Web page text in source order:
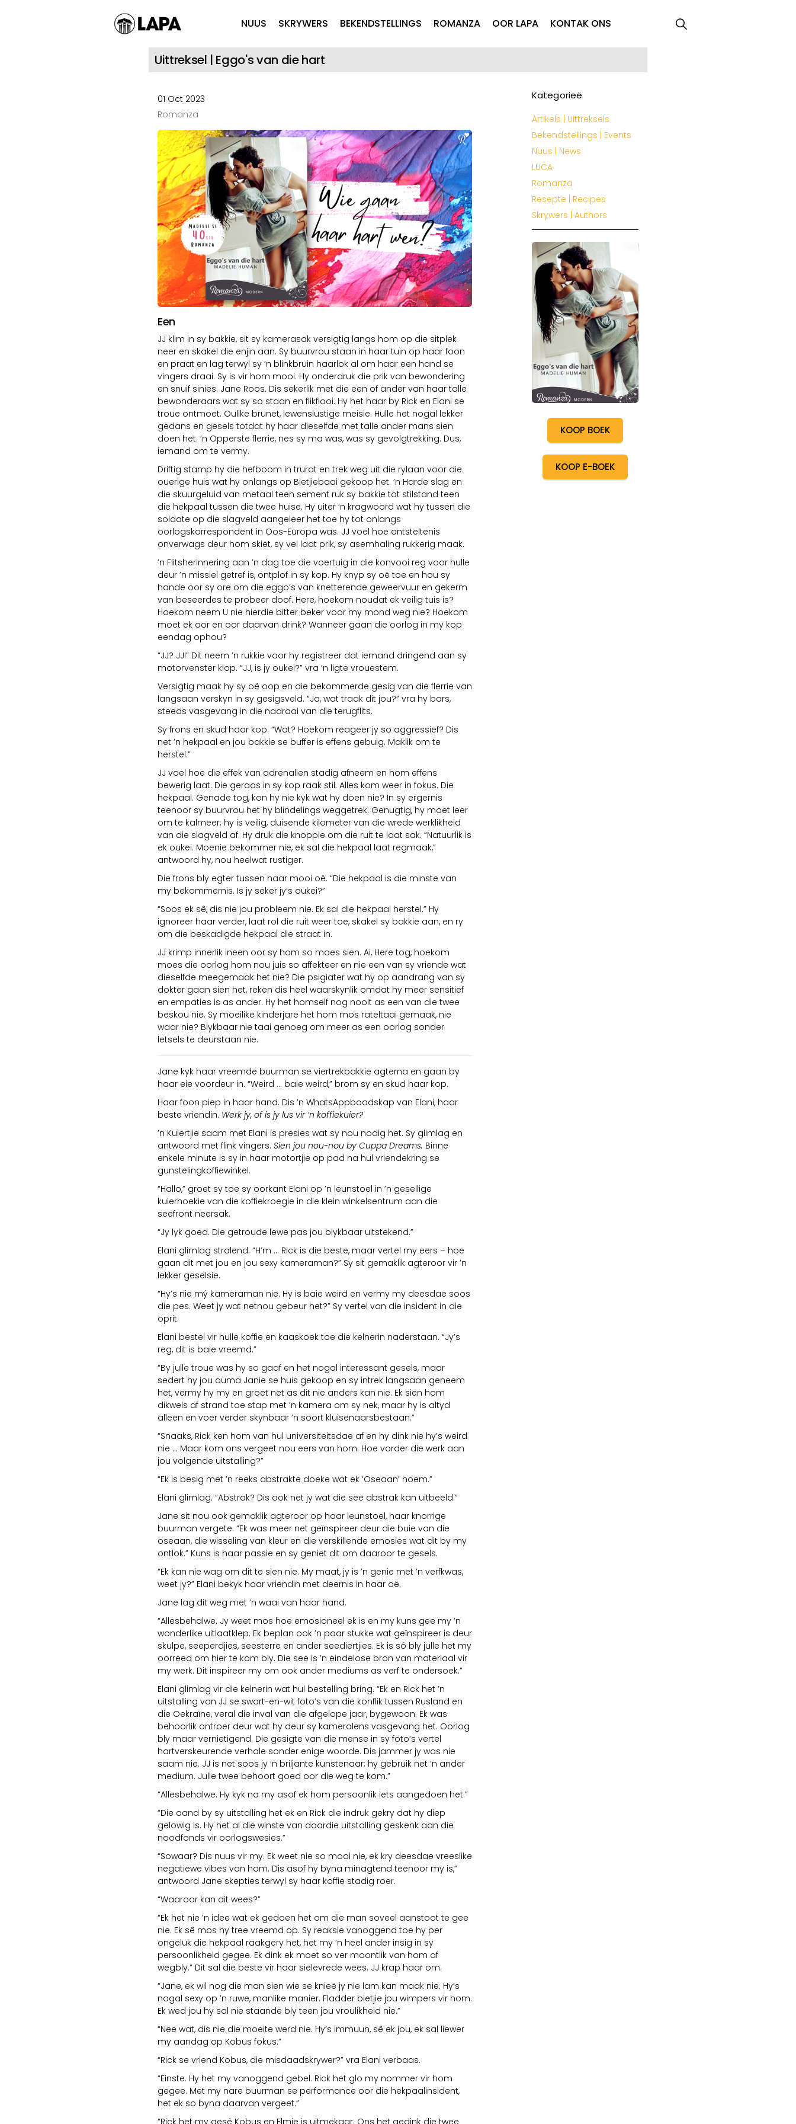
NUUS SKRYWERS BEKENDSTELLINGS ROMANZA OOR LAPA KONTAK ONS
Uittreksel | Eggo's van die hart
01 Oct 2023
Romanza
Een
JJ klim in sy bakkie, sit sy kamerasak versigtig langs hom op die sitplek
neer en skakel die enjin aan. Sy buurvrou staan in haar tuin op haar foon
en praat en lag terwyl sy ’n blinkbruin haarlok al om haar een hand se
vingers draai. Sy is vir hom mooi. Hy onderdruk die prik van bewondering
en snuif sinies. Jane Roos. Dis sekerlik met die een of ander van haar talle
bewonderaars wat sy so staan en flikflooi. Hy het haar by Rick en Elani se
troue ontmoet. Oulike brunet, lewenslustige meisie. Hulle het nogal lekker
gedans en gesels totdat hy haar dieselfde met talle ander mans sien
doen het. ’n Opperste flerrie, nes sy ma was, was sy gevolgtrekking. Dus,
iemand om te vermy.
Driftig stamp hy die hefboom in trurat en trek weg uit die rylaan voor die
ouerige huis wat hy onlangs op Bietjiebaai gekoop het. ’n Harde slag en
die skuurgeluid van metaal teen sement ruk sy bakkie tot stilstand teen
die hekpaal tussen die twee huise. Hy uiter ’n kragwoord wat hy tussen die
soldate op die slagveld aangeleer het toe hy tot onlangs
oorlogskorrespondent in Oos-Europa was. JJ voel hoe ontsteltenis
onverwags deur hom skiet, sy vel laat prik, sy asemhaling rukkerig maak.
’n Flitsherinnering aan ’n dag toe die voertuig in die konvooi reg voor hulle
deur ’n missiel getref is, ontplof in sy kop. Hy knyp sy oë toe en hou sy
hande oor sy ore om die eggo’s van knetterende geweervuur en gekerm
van beseerdes te probeer doof. Here, hoekom noudat ek veilig tuis is?
Hoekom neem U nie hierdie bitter beker voor my mond weg nie? Hoekom
moet ek oor en oor daarvan drink? Wanneer gaan die oorlog in my kop
eendag ophou?
“JJ? JJ!” Dit neem ’n rukkie voor hy registreer dat iemand dringend aan sy
motorvenster klop. “JJ, is jy oukei?” vra ’n ligte vrouestem.
Versigtig maak hy sy oë oop en die bekommerde gesig van die flerrie van
langsaan verskyn in sy gesigsveld. “Ja, wat traak dit jou?” vra hy bars,
steeds vasgevang in die nadraai van die terugflits.
Sy frons en skud haar kop. “Wat? Hoekom reageer jy so aggressief? Dis
net ’n hekpaal en jou bakkie se buffer is effens gebuig. Maklik om te
herstel.”
JJ voel hoe die effek van adrenalien stadig afneem en hom effens
bewerig laat. Die geraas in sy kop raak stil. Alles kom weer in fokus. Die
hekpaal. Genade tog, kon hy nie kyk wat hy doen nie? In sy ergernis
teenoor sy buurvrou het hy blindelings weggetrek. Genugtig, hy moet leer
om te kalmeer; hy is veilig, duisende kilometer van die wrede werklikheid
van die slagveld af. Hy druk die knoppie om die ruit te laat sak. “Natuurlik is
ek oukei. Moenie bekommer nie, ek sal die hekpaal laat regmaak,”
antwoord hy, nou heelwat rustiger.
Die frons bly egter tussen haar mooi oë. “Die hekpaal is die minste van
my bekommernis. Is jy seker jy’s oukei?”
“Soos ek sê, dis nie jou probleem nie. Ek sal die hekpaal herstel.” Hy
ignoreer haar verder, laat rol die ruit weer toe, skakel sy bakkie aan, en ry
om die beskadigde hekpaal die straat in.
JJ krimp innerlik ineen oor sy hom so moes sien. Ai, Here tog, hoekom
moes die oorlog hom nou juis so affekteer en nie een van sy vriende wat
dieselfde meegemaak het nie? Die psigiater wat hy op aandrang van sy
dokter gaan sien het, reken dis heel waarskynlik omdat hy meer sensitief
en empaties is as ander. Hy het homself nog nooit as een van die twee
beskou nie. Sy moeilike kinderjare het hom mos rateltaai gemaak, nie
waar nie? Blykbaar nie taai genoeg om meer as een oorlog sonder
letsels te deurstaan nie.
Jane kyk haar vreemde buurman se viertrekbakkie agterna en gaan by
haar eie voordeur in. “Weird ... baie weird,” brom sy en skud haar kop.
Haar foon piep in haar hand. Dis ’n WhatsAppboodskap van Elani, haar
beste vriendin. Werk jy, of is jy lus vir ’n koffiekuier?
’n Kuiertjie saam met Elani is presies wat sy nou nodig het. Sy glimlag en
antwoord met flink vingers. Sien jou nou-nou by Cuppa Dreams. Binne
enkele minute is sy in haar motortjie op pad na hul vriendekring se
gunstelingkoffiewinkel.
“Hallo,” groet sy toe sy oorkant Elani op ’n leunstoel in ’n gesellige
kuierhoekie van die koffiekroegie in die klein winkelsentrum aan die
seefront neersak.
“Jy lyk goed. Die getroude lewe pas jou blykbaar uitstekend.”
Elani glimlag stralend. “H’m ... Rick is die beste, maar vertel my eers – hoe
gaan dit met jou en jou sexy kameraman?” Sy sit gemaklik agteroor vir ’n
lekker geselsie.
“Hy’s nie mý kameraman nie. Hy is baie weird en vermy my deesdae soos
die pes. Weet jy wat netnou gebeur het?” Sy vertel van die insident in die
oprit.
Elani bestel vir hulle koffie en kaaskoek toe die kelnerin naderstaan. “Jy’s
reg, dit is baie vreemd.”
“By julle troue was hy so gaaf en het nogal interessant gesels, maar
sedert hy jou ouma Janie se huis gekoop en sy intrek langsaan geneem
het, vermy hy my en groet net as dit nie anders kan nie. Ek sien hom
dikwels af strand toe stap met ’n kamera om sy nek, maar hy is altyd
alleen en voer verder skynbaar ’n soort kluisenaarsbestaan.”
“Snaaks, Rick ken hom van hul universiteitsdae af en hy dink nie hy’s weird
nie ... Maar kom ons vergeet nou eers van hom. Hoe vorder die werk aan
jou volgende uitstalling?”
“Ek is besig met ’n reeks abstrakte doeke wat ek ‘Oseaan’ noem.”
Elani glimlag. “Abstrak? Dis ook net jy wat die see abstrak kan uitbeeld.”
Jane sit nou ook gemaklik agteroor op haar leunstoel, haar knorrige
buurman vergete. “Ek was meer net geïnspireer deur die buie van die
oseaan, die wisseling van kleur en die verskillende emosies wat dit by my
ontlok.” Kuns is haar passie en sy geniet dit om daaroor te gesels.
“Ek kan nie wag om dit te sien nie. My maat, jy is ’n genie met ’n verfkwas,
weet jy?” Elani bekyk haar vriendin met deernis in haar oë.
Jane lag dit weg met ’n waai van haar hand.
“Allesbehalwe. Jy weet mos hoe emosioneel ek is en my kuns gee my ’n
wonderlike uitlaatklep. Ek beplan ook ’n paar stukke wat geïnspireer is deur
skulpe, seeperdjies, seesterre en ander seediertjies. Ek is só bly julle het my
oorreed om hier te kom bly. Die see is ’n eindelose bron van materiaal vir
my werk. Dit inspireer my om ook ander mediums as verf te ondersoek.”
Elani glimlag vir die kelnerin wat hul bestelling bring. “Ek en Rick het ’n
uitstalling van JJ se swart-en-wit foto’s van die konflik tussen Rusland en
die Oekraïne, veral die inval van die afgelope jaar, bygewoon. Ek was
behoorlik ontroer deur wat hy deur sy kameralens vasgevang het. Oorlog
bly maar vernietigend. Die gesigte van die mense in sy foto’s vertel
hartverskeurende verhale sonder enige woorde. Dis jammer jy was nie
saam nie. JJ is net soos jy ’n briljante kunstenaar; hy gebruik net ’n ander
medium. Julle twee behoort goed oor die weg te kom.”
“Allesbehalwe. Hy kyk na my asof ek hom persoonlik iets aangedoen het.”
“Die aand by sy uitstalling het ek en Rick die indruk gekry dat hy diep
gelowig is. Hy het al die winste van daardie uitstalling geskenk aan die
noodfonds vir oorlogswesies.”
“Sowaar? Dis nuus vir my. Ek weet nie so mooi nie, ek kry deesdae vreeslike
negatiewe vibes van hom. Dis asof hy byna minagtend teenoor my is,”
antwoord Jane skepties terwyl sy haar koffie stadig roer.
“Waaroor kan dit wees?”
“Ek het nie ’n idee wat ek gedoen het om die man soveel aanstoot te gee
nie. Ek sê mos hy tree vreemd op. Sy reaksie vanoggend toe hy per
ongeluk die hekpaal raakgery het, het my ’n heel ander insig in sy
persoonlikheid gegee. Ek dink ek moet so ver moontlik van hom af
wegbly.” Dit sal die beste vir haar sielevrede wees. JJ krap haar om.
“Jane, ek wil nog die man sien wie se knieë jy nie lam kan maak nie. Hy’s
nogal sexy op ’n ruwe, manlike manier. Fladder bietjie jou wimpers vir hom.
Ek wed jou hy sal nie staande bly teen jou vroulikheid nie.”
“Nee wat, dis nie die moeite werd nie. Hy’s immuun, sê ek jou, ek sal liewer
my aandag op Kobus fokus.”
“Rick se vriend Kobus, die misdaadskrywer?” vra Elani verbaas.
“Einste. Hy het my vanoggend gebel. Rick het glo my nommer vir hom
gegee. Met my nare buurman se performance oor die hekpaalinsident,
het ek so byna daarvan vergeet.”
“Rick het my gesê Kobus en Elmie is uitmekaar. Ons het gedink die twee
Kategorieë
Artikels | Uittreksels
Bekendstellings | Events
Nuus | News
LUCA
Romanza
Resepte | Recipes
Skrywers | Authors
KOOP BOEK
KOOP E-BOEK